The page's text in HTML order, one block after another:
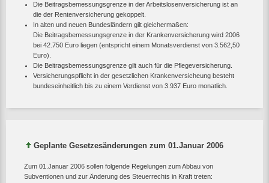
Die Beitragsbemessungsgrenze in der Arbeitslosenversicherung ist an
die der Rentenversicherung gekoppelt.
In alten und neuen Bundesländern gilt gleichermaßen:
Die Beitragsbemessungsgrenze in der Krankenversicherung wird 2006
bei 42.750 Euro liegen (entspricht einem Monatsverdienst von 3.562,50
Euro).
Die Beitragsbemessungsgrenze gilt auch für die Pflegeversicherung.
Versicherungspflicht in der gesetzlichen Krankenversicheung besteht
bundeseinheitlich bis zu einem Verdienst von 3.937 Euro monatlich.
Geplante Gesetzesänderungen zum 01.Januar 2006
Zum 01.Januar 2006 sollen folgende Regelungen zum Abbau von
Subventionen und zur Änderung des Steuerrechts in Kraft treten: